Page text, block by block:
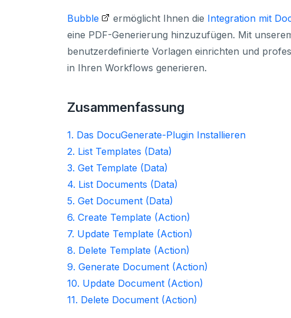
Bubble ermöglicht Ihnen die Integration mit
eine PDF-Generierung hinzuzufügen. Mit
benutzerdefinierte Vorlagen einrichten und
in Ihren Workflows generieren.
Zusammenfassung
1. Das DocuGenerate-Plugin Installieren
2. List Templates (Data)
3. Get Template (Data)
4. List Documents (Data)
5. Get Document (Data)
6. Create Template (Action)
7. Update Template (Action)
8. Delete Template (Action)
9. Generate Document (Action)
10. Update Document (Action)
11. Delete Document (Action)